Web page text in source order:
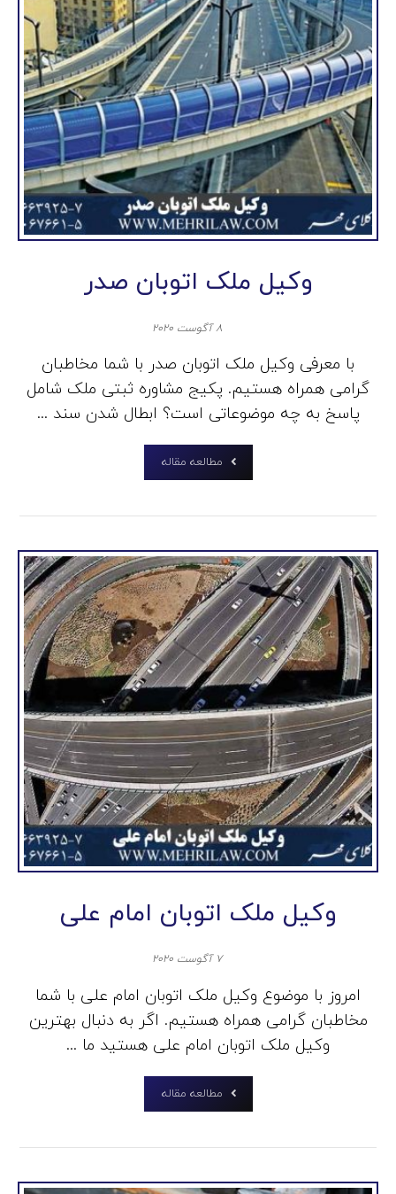
وکیل ملک اتوبان صدر
۸ آگوست ۲۰۲۰
با معرفی وکیل ملک اتوبان صدر با شما مخاطبان
گرامی همراه هستیم. پکیج مشاوره ثبتی ملک شامل
پاسخ به چه موضوعاتی است؟ ابطال شدن سند ...
مطالعه مقاله
وکیل ملک اتوبان امام علی
۷ آگوست ۲۰۲۰
امروز با موضوع وکیل ملک اتوبان امام علی با شما
مخاطبان گرامی همراه هستیم. اگر به دنبال بهترین
وکیل ملک اتوبان امام علی هستید ما ...
مطالعه مقاله